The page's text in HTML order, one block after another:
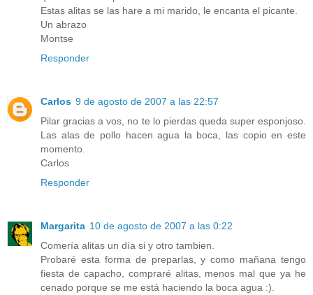
Estas alitas se las hare a mi marido, le encanta el picante.
Un abrazo
Montse
Responder
Carlos 9 de agosto de 2007 a las 22:57
Pilar gracias a vos, no te lo pierdas queda super esponjoso.
Las alas de pollo hacen agua la boca, las copio en este
momento.
Carlos
Responder
Margarita 10 de agosto de 2007 a las 0:22
Comería alitas un día si y otro tambien.
Probaré esta forma de preparlas, y como mañana tengo
fiesta de capacho, compraré alitas, menos mal que ya he
cenado porque se me está haciendo la boca agua :).